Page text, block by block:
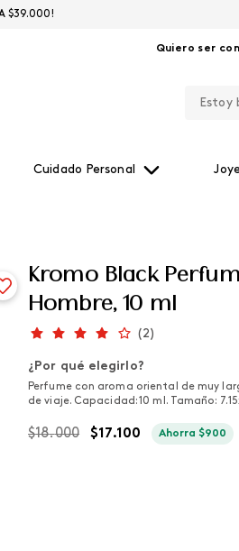
Quiero ser
Cuidado Personal
A $39.000!
Kromo Black
Hombre, 10 ml
(2)
¿Por qué elegirlo?
Perfume con aroma oriental de muy
de viaje. Capacidad: 10 ml. Tamaño:
$18.000 $17.100 Ahorra$900